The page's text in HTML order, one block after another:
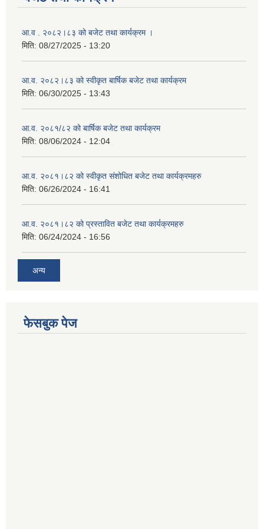
आ.व . २०८२।८३ को बजेट तथा कार्यक्रम ।
मिति: 08/27/2025 - 13:20
आ.व. २०८२।८३ को स्वीकृत बार्षिक बजेट तथा कार्यक्रम
मिति: 06/30/2025 - 13:43
आ.व. २०८१/८२ को बार्षिक बजेट तथा कार्यक्रम
मिति: 08/06/2024 - 12:04
आ.व. २०८१।८२ को स्वीकृत संशोधित बजेट तथा कार्यक्रमहरु
मिति: 06/26/2024 - 16:41
आ.व. २०८१।८२ को प्रस्तावित बजेट तथा कार्यक्रमहरु
मिति: 06/24/2024 - 16:56
अन्य
फेसबुक पेज